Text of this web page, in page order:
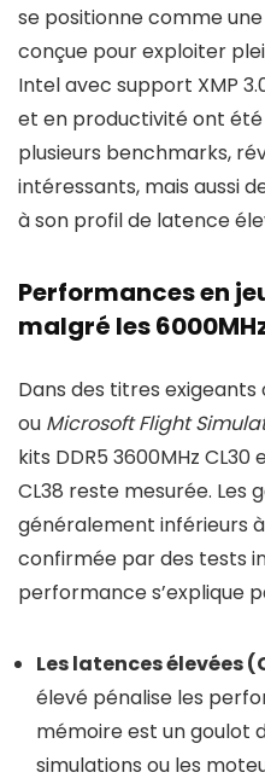
se positionne comme
conçue pour exploiter
Intel avec support XMP
et en productivité ont
plusieurs benchmarks,
intéressants, mais aussi
à son profil de latence
Performances en
malgré les
Dans des titres
ou Microsoft Flight
kits DDR5 3600MHz
CL38 reste mesurée. Les
généralement inférieurs
confirmée par des tests
performance s’explique
Les latences élevées
élevé pénalise les
mémoire est un goulot
simulations ou les